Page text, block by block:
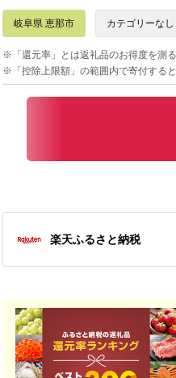
岐阜県 恵那市 カテゴリーなし
※「還元率」とは返礼品のお得度を測
※「控除上限額」の範囲内で寄付する
楽天ふるさと納税